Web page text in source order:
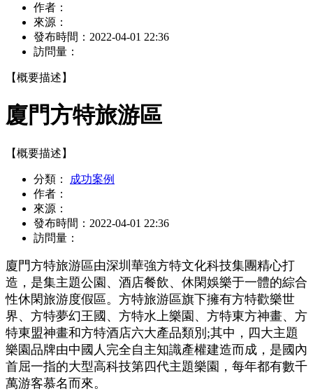
作者：
來源：
發布時間： 2022-04-01 22:36
訪問量：
【概要描述】
廈門方特旅游區
【概要描述】
分類：
成功案例
作者：
來源：
發布時間： 2022-04-01 22:36
訪問量：
廈門方特旅游區由深圳華強方特文化科技集團精心打
造，是集主題公園、酒店餐飲、休閑娛樂于一體的綜合
性休閑旅游度假區。方特旅游區旗下擁有方特歡樂世
界、方特夢幻王國、方特水上樂園、方特東方神畫、方
特東盟神畫和方特酒店六大產品類別;其中，四大主題
樂園品牌由中國人完全自主知識產權建造而成，是國內
首屈一指的大型高科技第四代主題樂園，每年都有數千
萬游客慕名而來。